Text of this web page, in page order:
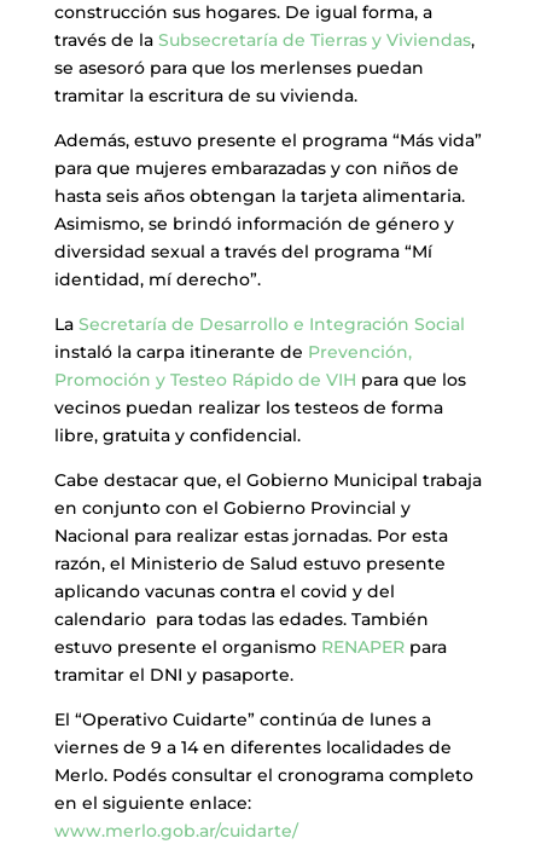
construcción sus hogares. De igual forma, a
través de laSubsecretaría de Tierras y Viviendas,
se asesoró para que los merlenses puedan
tramitar la escritura de su vivienda.
Además, estuvo presente el programa “Más vida”
para que mujeres embarazadas y con niños de
hasta seis años obtengan la tarjeta alimentaria.
Asimismo, se brindó información de género y
diversidad sexual a través del programa “Mí
identidad, mí derecho”.
LaSecretaría de Desarrollo e Integración Social
instaló la carpa itinerante de Prevención,
Promoción y Testeo Rápido de VIH para que los
vecinos puedan realizar los testeos de forma
libre, gratuita y confidencial.
Cabe destacar que, el Gobierno Municipal trabaja
en conjunto con el Gobierno Provincial y
Nacional para realizar estas jornadas. Por esta
razón, el Ministerio de Salud estuvo presente
aplicando vacunas contra el covid y del
calendario para todas las edades. También
estuvo presente el organismo RENAPERpara
tramitar el DNI y pasaporte.
El “Operativo Cuidarte” continúa de lunes a
viernes de 9 a 14 en diferentes localidades de
Merlo. Podés consultar el cronograma completo
en el siguiente enlace:
www.merlo.gob.ar/cuidarte/